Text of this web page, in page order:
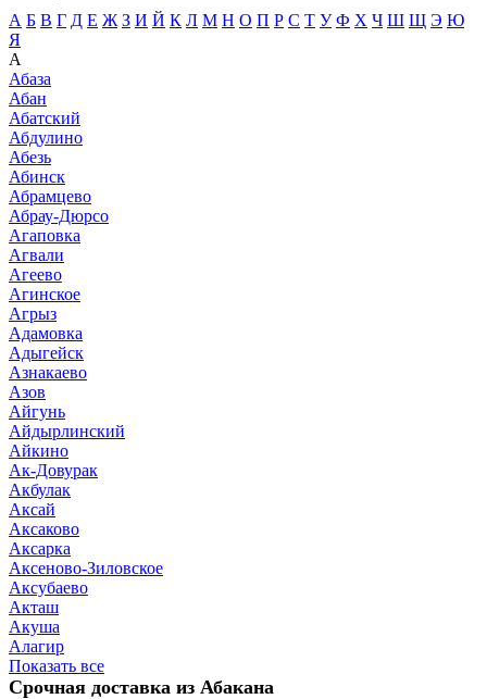
А Б В Г Д Е Ж З И Й К Л М Н О П Р С Т У Ф Х Ч Ш Щ Э Ю
Я
А
Абаза
Абан
Абатский
Абдулино
Абезь
Абинск
Абрамцево
Абрау-Дюрсо
Агаповка
Агвали
Агеево
Агинское
Агрыз
Адамовка
Адыгейск
Азнакаево
Азов
Айгунь
Айдырлинский
Айкино
Ак-Довурак
Акбулак
Аксай
Аксаково
Аксарка
Аксеново-Зиловское
Аксубаево
Акташ
Акуша
Алагир
Показать все
Срочная доставка из Абакана